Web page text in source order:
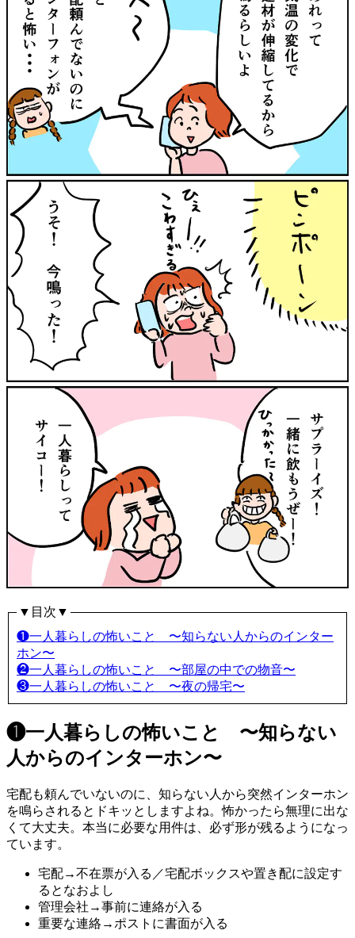
▼目次▼
❶一人暮らしの怖いこと 〜知らない人からのインター
ホン〜
❷一人暮らしの怖いこと 〜部屋の中での物音〜
❸一人暮らしの怖いこと 〜夜の帰宅〜
❶一人暮らしの怖いこと 〜知らない
人からのインターホン〜
宅配も頼んでいないのに、知らない人から突然インターホン
を鳴らされるとドキッとしますよね。怖かったら無理に出な
くて大丈夫。本当に必要な用件は、必ず形が残るようになっ
ています。
宅配→不在票が入る／宅配ボックスや置き配に設定す
るとなおよし
管理会社→事前に連絡が入る
重要な連絡→ポストに書面が入る